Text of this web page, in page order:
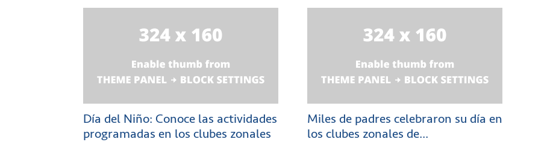
Día del Niño: Conoce las actividades
programadas en los clubes zonales
Miles de padres celebraron su día en
los clubes zonales de...